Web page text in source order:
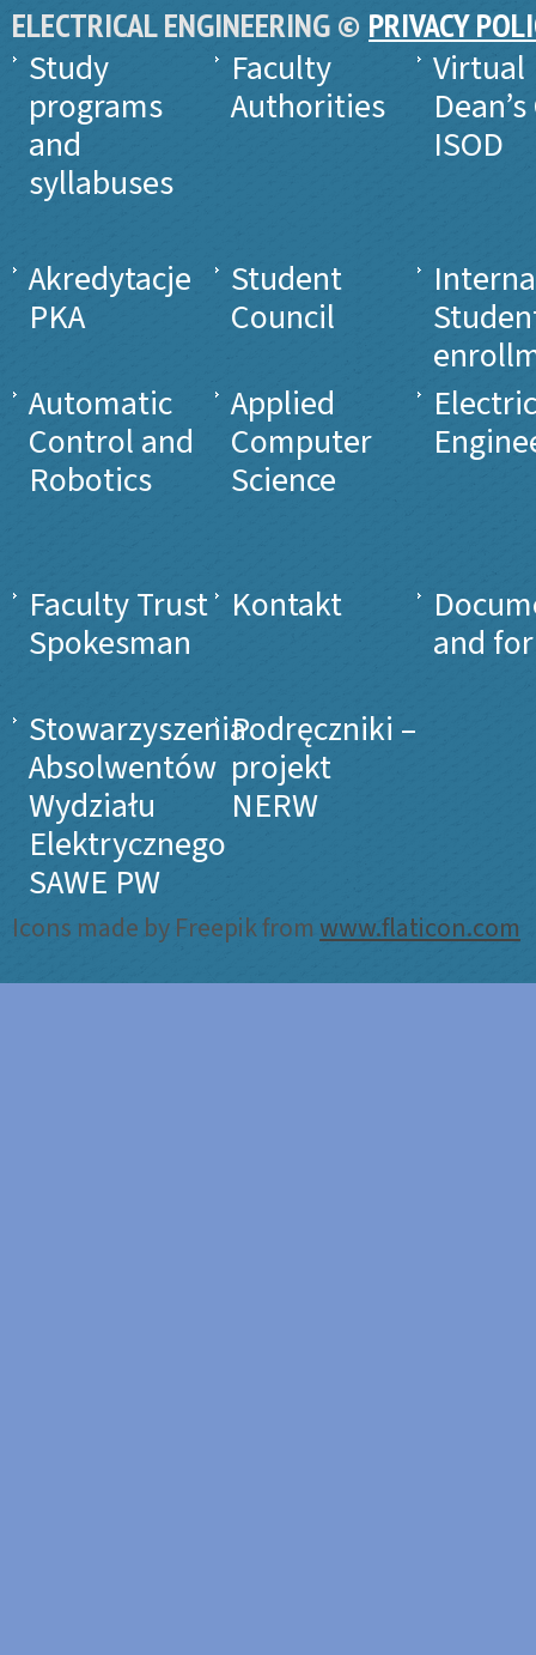
ELECTRICAL ENGINEERING © PRIVACY
Study
programs
and
syllabuses
Faculty
Authorities
Virtual
ISOD
Akredytacje
PKA
Student
Council
Automatic
Control and
Robotics
Applied
Computer
Science
Faculty Trust
Spokesman
Kontakt
and
Stowarzyszenia
Absolwentów
Wydziału
Elektrycznego
SAWE PW
Podręczniki –
projekt
NERW
Icons made by Freepik fromwww.flaticon.com